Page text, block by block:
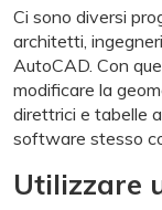
Ci sono diversi
architetti,
AutoCAD. Con
modificare la
direttrici e tabelle
software stesso
Utilizzare